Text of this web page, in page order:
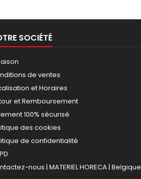
SOCIÉTÉ
de ventes
et Horaires
et Remboursement
100% sécurisé
des cookies
de confidentialité
nous | MATERIEL HORECA | Belgique